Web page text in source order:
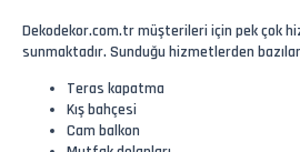
Dekodekor.com.tr müşterileri için pek çok
sunmaktadır. Sunduğu hizmetlerden
Teras kapatma
Kış bahçesi
Cam balkon